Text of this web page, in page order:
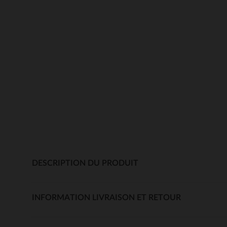
DESCRIPTION DU PRODUIT
INFORMATION LIVRAISON ET RETOUR